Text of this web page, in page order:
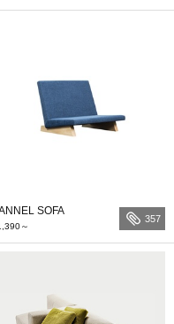
SOFA
～
357